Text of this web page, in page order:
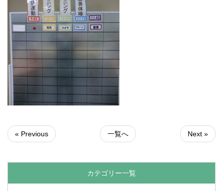
« Previous 一覧へ Next »
カテゴリー一覧